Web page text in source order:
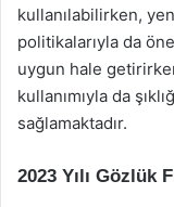
kullanılabilirken,
politikalarıyla da
uygun hale
kullanımıyla da
sağlamaktadır.
2023 Yılı Gözlük